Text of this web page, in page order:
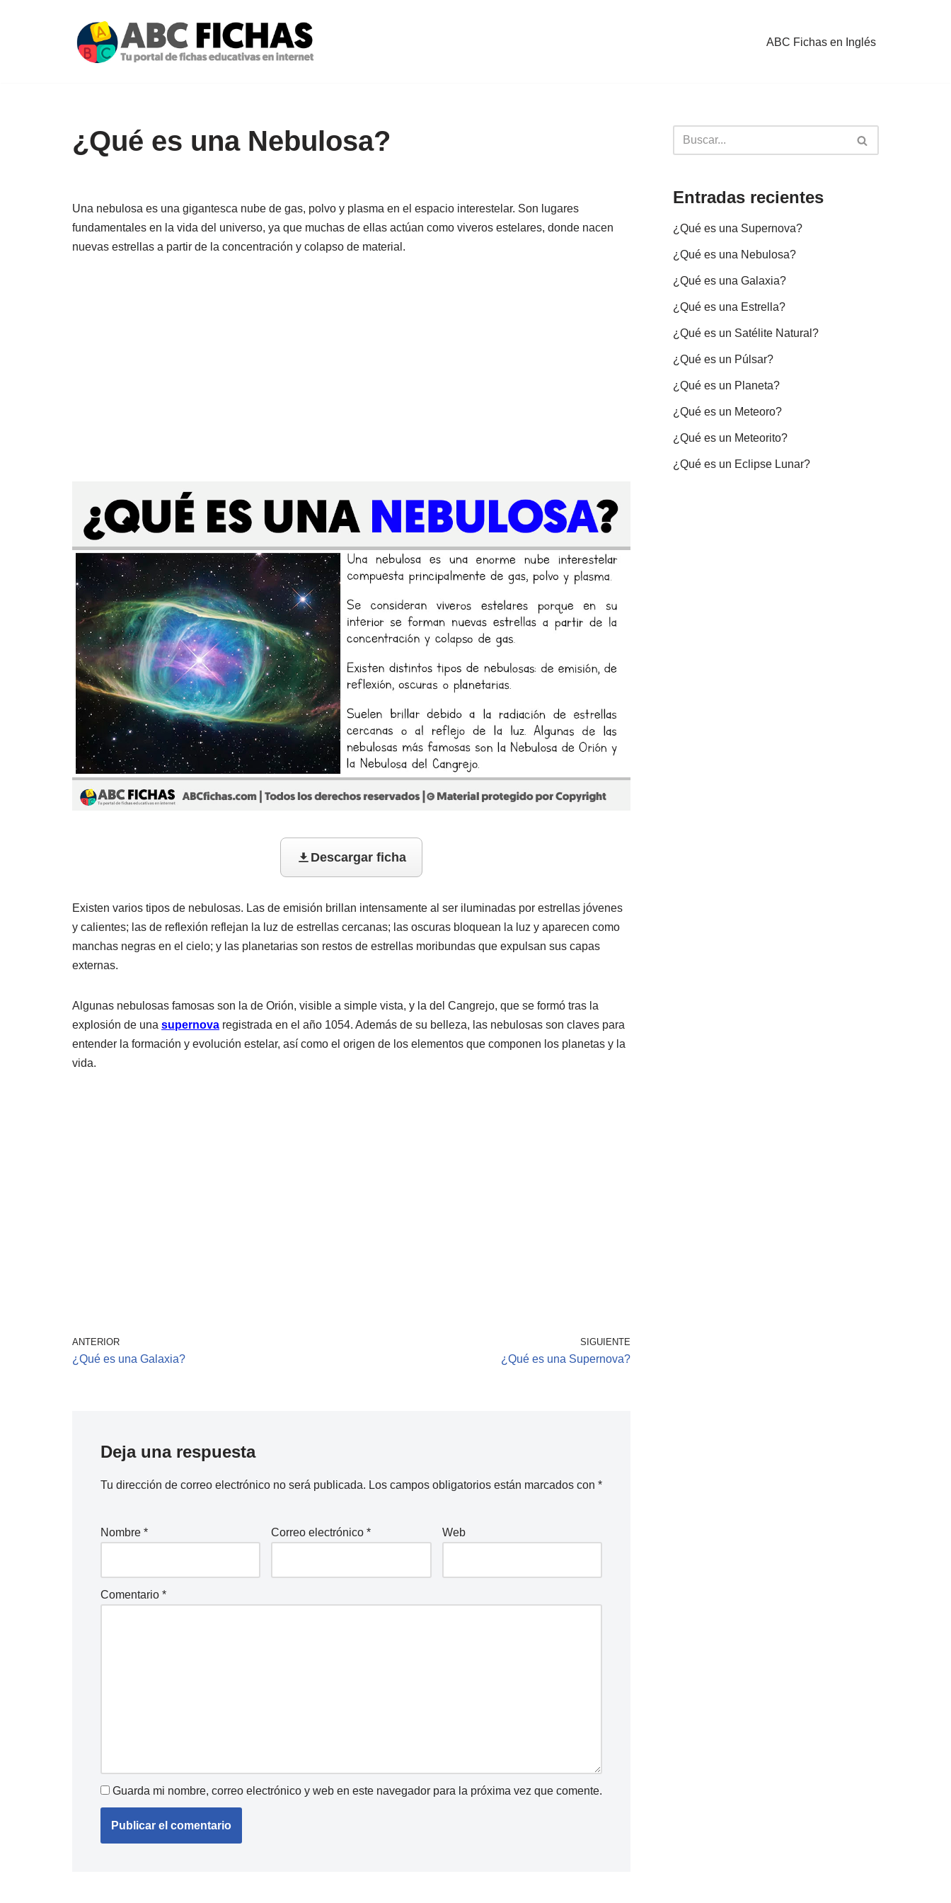
ABC Fichas en Inglés
¿Qué es una Nebulosa?
Una nebulosa es una gigantesca nube de gas, polvo y plasma en el espacio interestelar. Son lugares
fundamentales en la vida del universo, ya que muchas de ellas actúan como viveros estelares, donde nacen
nuevas estrellas a partir de la concentración y colapso de material.
Descargar ficha
Existen varios tipos de nebulosas. Las de emisión brillan intensamente al ser iluminadas por estrellas jóvenes
y calientes; las de reflexión reflejan la luz de estrellas cercanas; las oscuras bloquean la luz y aparecen como
manchas negras en el cielo; y las planetarias son restos de estrellas moribundas que expulsan sus capas
externas.
Algunas nebulosas famosas son la de Orión, visible a simple vista, y la del Cangrejo, que se formó tras la
explosión de una supernova registrada en el año 1054. Además de su belleza, las nebulosas son claves para
entender la formación y evolución estelar, así como el origen de los elementos que componen los planetas y la
vida.
ANTERIOR
¿Qué es una Galaxia?
SIGUIENTE
¿Qué es una Supernova?
Deja una respuesta
Tu dirección de correo electrónico no será publicada. Los campos obligatorios están marcados con *
Nombre * Correo electrónico* Web
Comentario *
Guarda mi nombre, correo electrónico y web en este navegador para la próxima vez que comente.
Entradas recientes
¿Qué es una Supernova?
¿Qué es una Nebulosa?
¿Qué es una Galaxia?
¿Qué es una Estrella?
¿Qué es un Satélite Natural?
¿Qué es un Púlsar?
¿Qué es un Planeta?
¿Qué es un Meteoro?
¿Qué es un Meteorito?
¿Qué es un Eclipse Lunar?